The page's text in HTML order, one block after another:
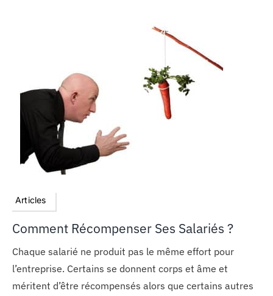
Articles
Comment Récompenser Ses Salariés ?
Chaque salarié ne produit pas le même effort pour
l’entreprise. Certains se donnent corps et âme et
méritent d’être récompensés alors que certains autres